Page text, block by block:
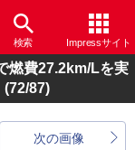
検索 Impressサイト
燃費27.2km/Lを実
(72/87)
次の画像